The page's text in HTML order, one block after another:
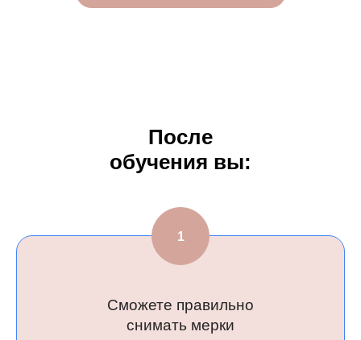
После
обучения вы:
Сможете правильно
снимать мерки